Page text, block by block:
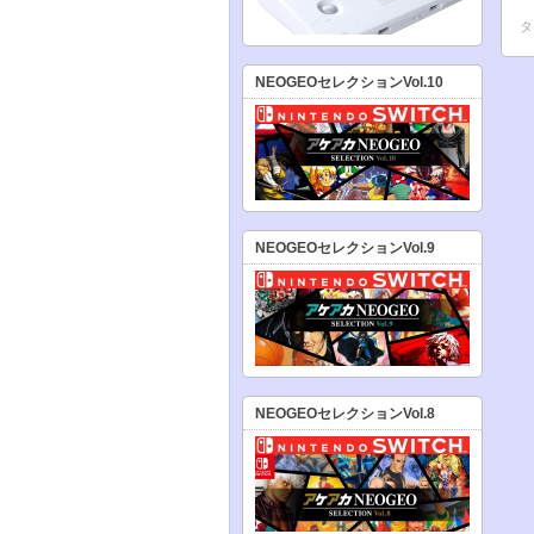
NEOGEOセレクションVol.10
NEOGEOセレクションVol.9
NEOGEOセレクションVol.8